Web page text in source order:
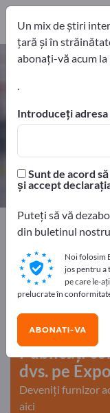
Transport
producători
exportatori
59
Home Transport
Faceți
Nevoile –
comerciale >>
Publicați
dvs. pe
Deveniți furnizor
aici
Un mix de știri
țară și în
abonați-vă acum
.
Introduceți adresa
Sunt de acord
și accept
Puteți să vă
din buletinul
Noi folosim
jos pentru
pe care le-
prelucrate în
ABONATI-VA